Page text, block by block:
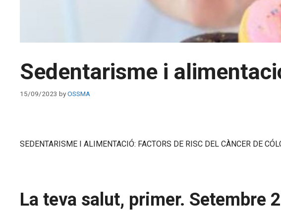
Sedentarisme i
15/09/2023 byOSSMA
SEDENTARISME I ALIMENTACIÓ: FACTORS DE RISC DEL CÀNCER DE
La teva salut, primer. Setembre